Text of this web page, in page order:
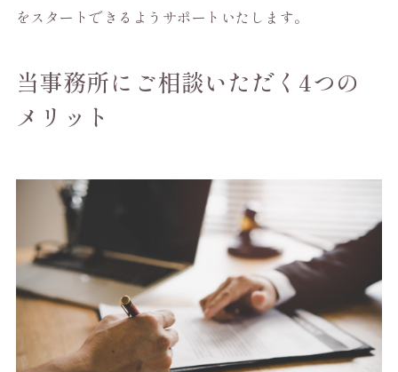
をスタートできるようサポートいたします。
当事務所にご相談いただく4つの
メリット